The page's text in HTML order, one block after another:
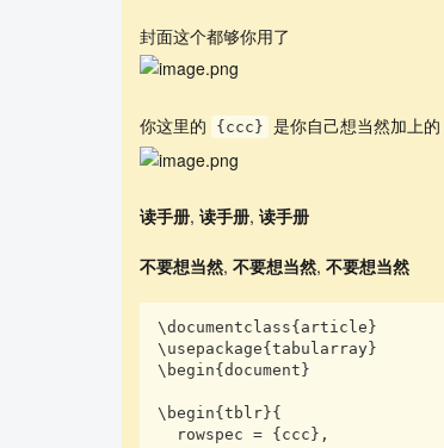
封面这个都够你用了
你这里的 {ccc} 是你自己想当然加上的
读手册, 读手册, 读手册
不要想当然, 不要想当然, 不要想当然
\documentclass{article}
\usepackage{tabularray}
\begin{document}
\begin{tblr}{